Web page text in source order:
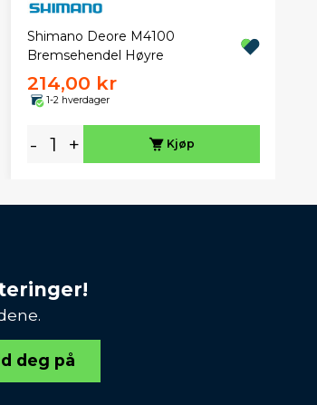
Shimano Deore M4100
Bremsehendel Høyre
214,00 kr
1-2 hverdager
- + Kjøp
deg på